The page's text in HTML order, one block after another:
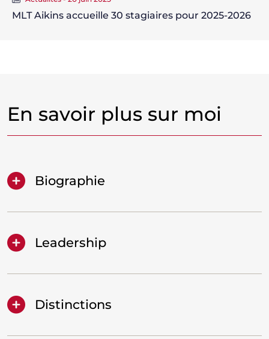
MLT Aikins accueille 30 stagiaires pour 2025-2026
En savoir plus sur moi
Biographie
Leadership
Distinctions